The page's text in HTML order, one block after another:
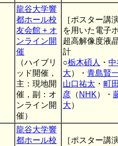
龍谷大学響
都ホール校
友会館 + オ
ンライン開
催
（ハイブリ
ッド開催，
主：現地開
催，副：オ
ンライン開
催）
［ポスター講
を用いた電子
超高解像度液
計
○栃木碩人 ・ 中
大）・ 青島賢
山口祐太 ・ 町
彦 （ NHK）・
大）
龍谷大学響
都ホール校
［ポスター講